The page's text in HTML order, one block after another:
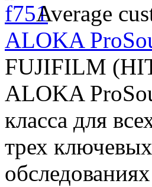
Average
ALOKA
FUJIFILM
ALOKA
класса для
трех